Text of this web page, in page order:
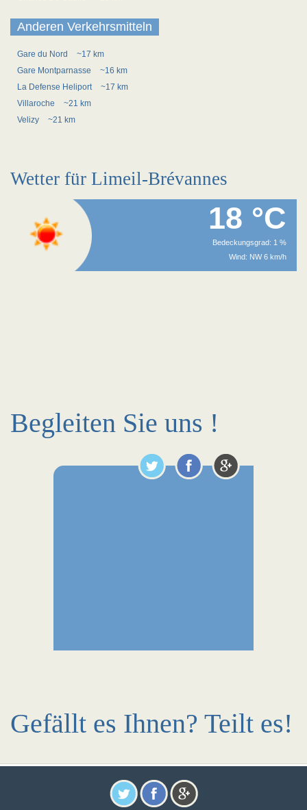
Anderen Verkehrsmitteln
Gare du Nord
~17 km
Gare Montparnasse
~16 km
La Defense Heliport
~17 km
Villaroche
~21 km
Velizy
~21 km
Wetter für Limeil-Brévannes
18 °C
Bedeckungsgrad: 1 %
Wind: NW 6 km/h
Begleiten Sie uns !
Gefällt es Ihnen? Teilt es!